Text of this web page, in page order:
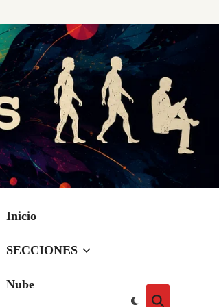
Inicio
SECCIONES
Nube
Cambiar
Abrir